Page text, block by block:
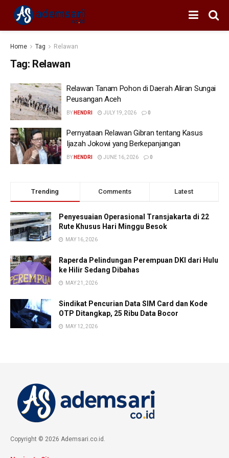
Home Tag Relawan
Tag: Relawan
Relawan Tanam Pohon di Daerah Aliran Sungai
Peusangan Aceh
BY HENDRI JULY 19, 2026 0
Pernyataan Relawan Gibran tentang Kasus
Ijazah Jokowi yang Berkepanjangan
BY HENDRI JUNE 16, 2026 0
Trending Comments Latest
Penyesuaian Operasional Transjakarta di 22
Rute Khusus Hari Minggu Besok
MAY 16, 2026
Raperda Pelindungan Perempuan DKI dari Hulu
ke Hilir Sedang Dibahas
MAY 21, 2026
Sindikat Pencurian Data SIM Card dan Kode
OTP Ditangkap, 25 Ribu Data Bocor
MAY 12, 2026
Copyright © 2026 Ademsari.co.id.